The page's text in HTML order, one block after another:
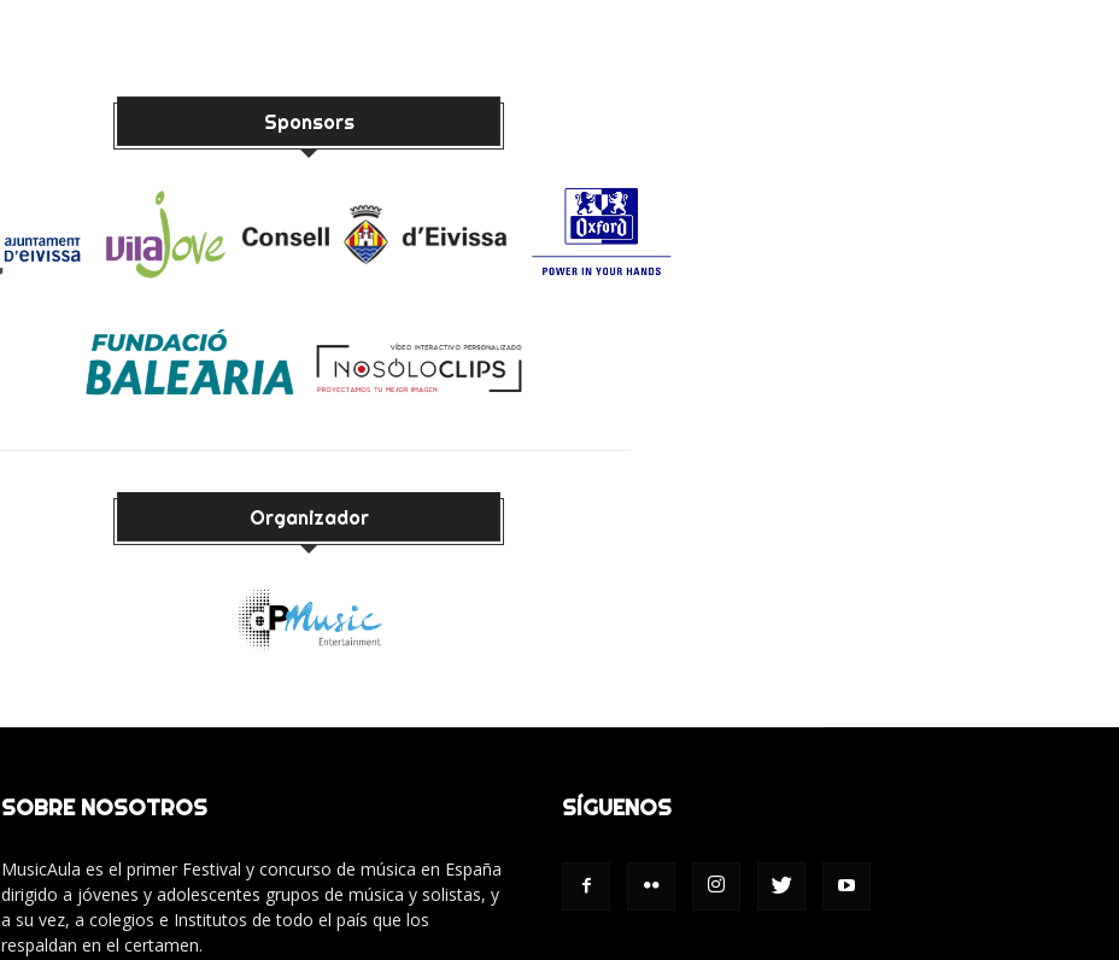
Sponsors
Organizador
SOBRE NOSOTROS
MusicAula es el primer Festival y concurso de música en España
dirigido a jóvenes y adolescentes grupos de música y solistas, y
a su vez, a colegios e Institutos de todo el país que los
respaldan en el certamen.
SÍGUENOS